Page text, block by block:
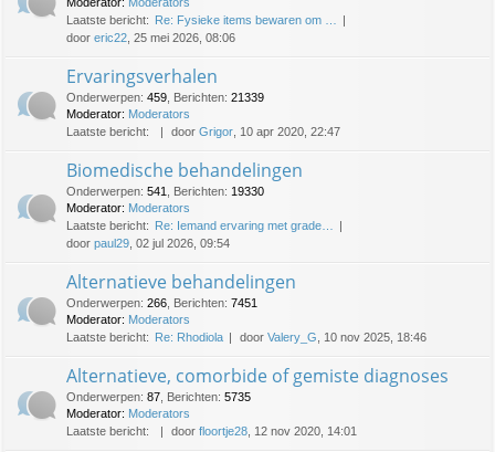
Laatste bericht: Re: Fysieke items bewaren om …
door eric22 , 25 mei 2026, 08:06
Ervaringsverhalen
Onderwerpen: 459 Berichten: 21339
Moderator: Moderators
Laatste bericht:
door Grigor , 10 apr 2020, 22:47
Biomedische behandelingen
Onderwerpen: 541 Berichten: 19330
Moderator: Moderators
Laatste bericht: Re: Iemand ervaring met grade…
door paul29 , 02 jul 2026, 09:54
Alternatieve behandelingen
Onderwerpen: 266 Berichten: 7451
Moderator: Moderators
Laatste bericht: Re: Rhodiola door Valery_G , 10 nov 2025, 18:46
Alternatieve, comorbide of gemiste diagnoses
Onderwerpen: 87 Berichten: 5735
Moderator: Moderators
Laatste bericht:
door floortje28 , 12 nov 2020, 14:01